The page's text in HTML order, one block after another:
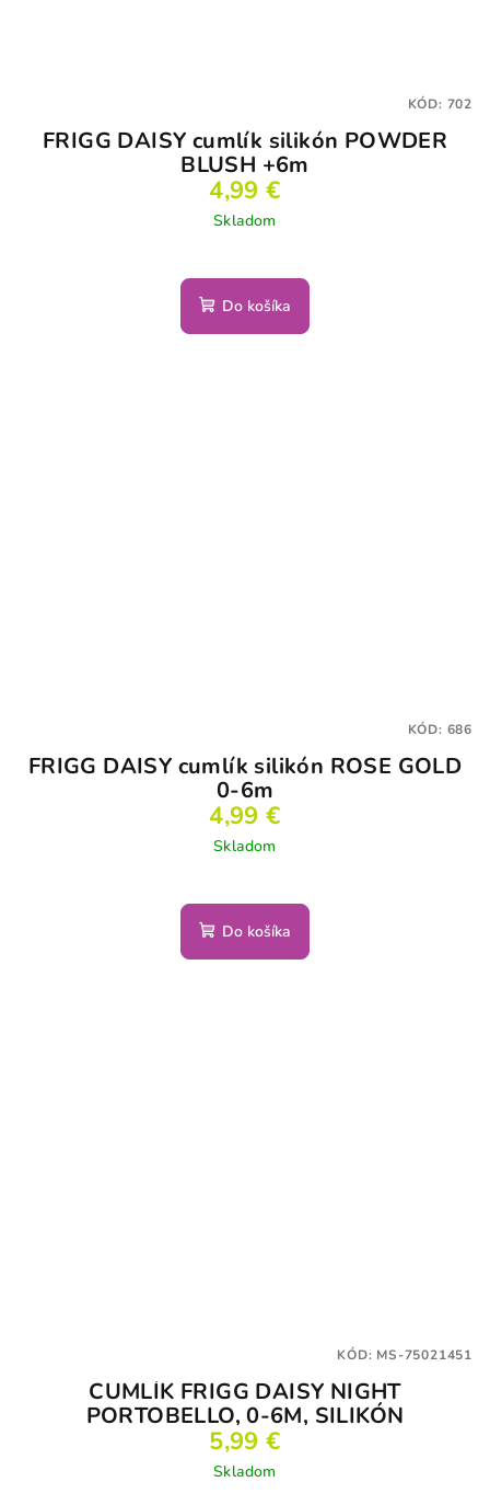
FRIGG DAISY cumlík silikón POWDER
BLUSH +6m
4,99 €
Skladom
Do košíka
KÓD: 702
FRIGG DAISY cumlík silikón ROSE GOLD
0-6m
4,99 €
Skladom
Do košíka
KÓD: 686
CUMLÍK FRIGG DAISY NIGHT
PORTOBELLO, 0-6M, SILIKÓN
5,99 €
Skladom
KÓD: MS-75021451